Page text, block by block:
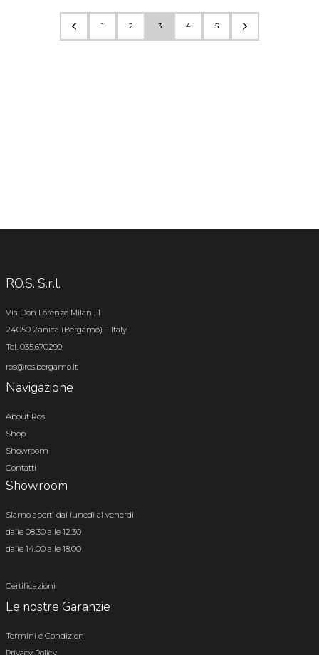
1 2 3 4 5
RO.S. S.r.l.
Via Don Lorenzo Milani, 1
24050 Zanica (Bergamo) – Italy
Tel. 035.670299
ros@ros.bergamo.it
Navigazione
About Ros
Shop
Showroom
Contatti
Showroom
Siamo aperti dal lunedì al venerdì
dalle 08.30 alle 12.30
dalle 14.00 alle 18.00
Certificazioni
Le nostre Garanzie
Termini e Condizioni